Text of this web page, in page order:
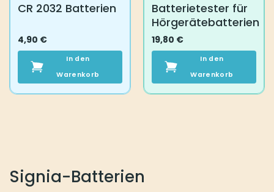
CR 2032 Batterien
4,90 €
In den
Warenkorb
Batterietester für
Hörgerätebatterien
19,80 €
In den
Warenkorb
Signia-Batterien